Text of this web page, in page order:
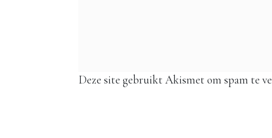
Deze site gebruikt Akismet om spam te